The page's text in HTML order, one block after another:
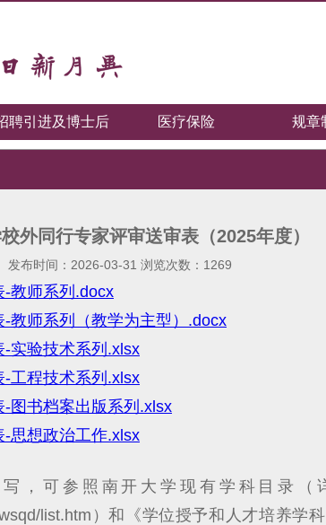
聘引进及博士后 医疗保险 规章
外同行专家评审送审表（2025年度）
发布时间：2026-03-31 浏览次数： 1269
教师系列.docx
教师系列（教学为主型）.docx
实验技术系列.xlsx
工程技术系列.xlsx
图书档案出版系列.xlsx
思想政治工作.xlsx
，可参照南开大学现有学科目录（
list.htm）和《学位授予和人才培养学